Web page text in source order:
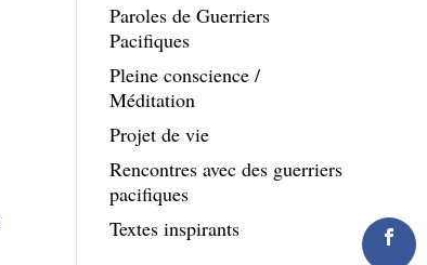
Paroles de Guerriers
Pacifiques
Pleine conscience /
Méditation
Projet de vie
Rencontres avec des guerriers
pacifiques
Textes inspirants